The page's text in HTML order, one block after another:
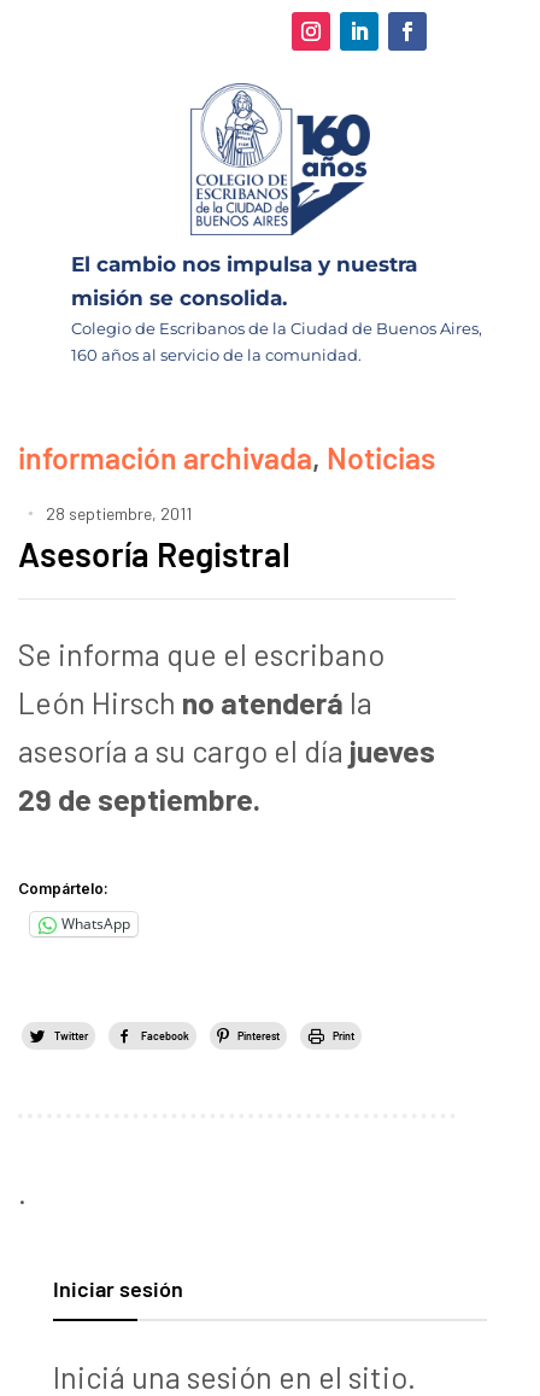
El cambio nos impulsa y nuestra
misión se consolida.
Colegio de Escribanos de la Ciudad de Buenos Aires,
160 años al servicio de la comunidad.
información archivada, Noticias
28 septiembre, 2011
Asesoría Registral
Se informa que el escribano
León Hirsch no atenderá la
asesoría a su cargo el día jueves
29 de septiembre.
Compártelo:
WhatsApp
Twitter Facebook Pinterest Print
.
Iniciar sesión
Iniciá una sesión en el sitio.